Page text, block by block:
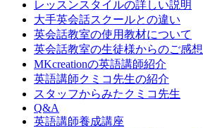
レッスンスタイルの詳しい説明
大手英会話スクールとの違い
英会話教室の使用教材について
英会話教室の生徒様からのご感想
MKcreationの英語講師紹介
英語講師クミコ先生の紹介
スタッフからみたクミコ先生
Q&A
英語講師養成講座